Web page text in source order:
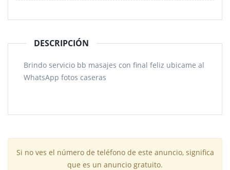
DESCRIPCIÓN
Brindo servicio bb masajes con final feliz ubicame al
WhatsApp fotos caseras
Si no ves el número de teléfono de este anuncio, significa
que es un anuncio gratuito.